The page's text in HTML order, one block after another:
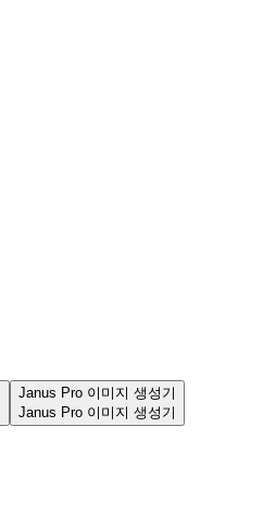
Janus Pro 이미지 생성기
Janus Pro 이미지 생성기